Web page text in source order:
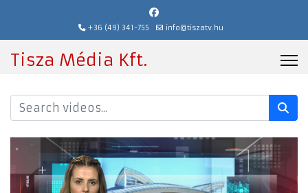
+36 (49) 341-755 info@tiszatv.hu
Tisza Média Kft.